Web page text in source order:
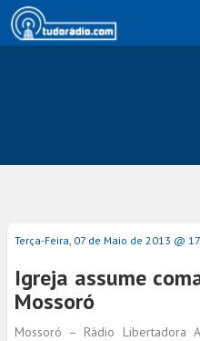
Terça-Feira, 07 de Maio de 2013 @
Igreja assume
Mossoró
Mossoró – Rádio Libertadora